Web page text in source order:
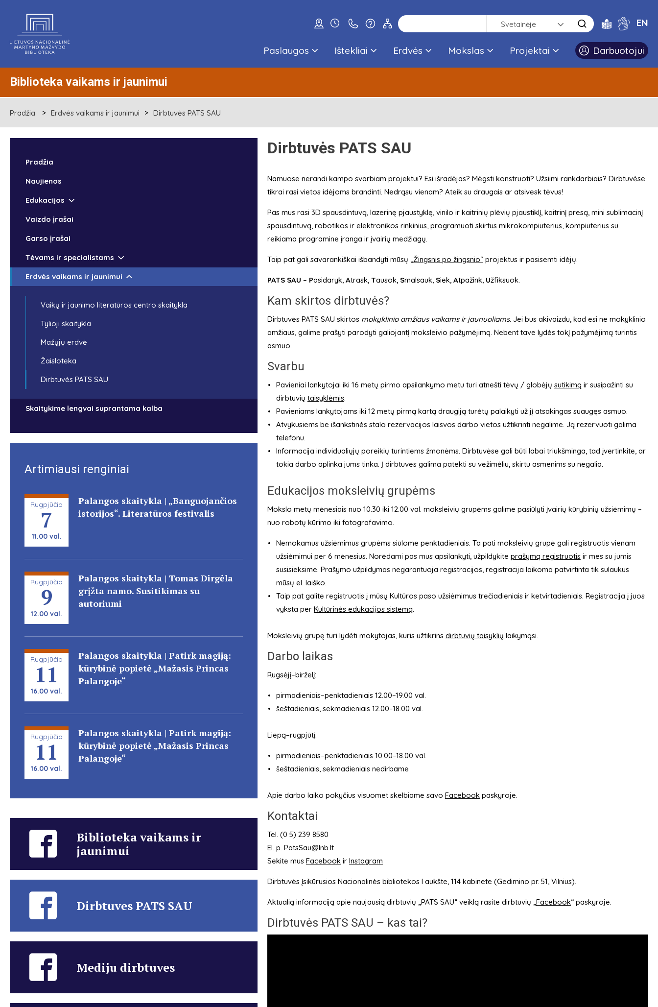
Svetainėje EN
Paslaugos Ištekliai Erdvės Mokslas Projektai Darbuotojui
Biblioteka vaikams ir jaunimui
Pradžia Erdvės vaikams ir jaunimui Dirbtuvės PATS SAU
Dirbtuvės PATS SAU
Namuose nerandi kampo svarbiam projektui? Esi išradėjas? Mėgsti konstruoti? Užsiimi rankdarbiais? Dirbtuvėse
tikrai rasi vietos idėjoms brandinti. Nedrąsu vienam? Ateik su draugais ar atsivesk tėvus!
Pas mus rasi 3D spausdintuvą, lazerinę pjaustyklę, vinilo ir kaitrinių plėvių pjaustiklį, kaitrinį presą, mini sublimacinį
spausdintuvą, robotikos ir elektronikos rinkinius, programuoti skirtus mikrokompiuterius, kompiuterius su
reikiama programine įranga ir įvairių medžiagų.
Taip pat gali savarankiškai išbandyti mūsų „Žingsnis po žingsnio“projektus ir pasisemti idėjų.
PATS SAU – Pasidaryk, Atrask, Tausok, Smalsauk, Siek, Atpažink, Užfiksuok.
Kam skirtos dirbtuvės?
Dirbtuvės PATS SAU skirtos mokyklinio amžiaus vaikams ir jaunuoliams. Jei bus akivaizdu, kad esi ne mokyklinio
amžiaus, galime prašyti parodyti galiojantį moksleivio pažymėjimą. Nebent tave lydės tokį pažymėjimą turintis
asmuo.
Svarbu
Pavieniai lankytojai iki 16 metų pirmo apsilankymo metu turi atnešti tėvų / globėjų sutikimąir susipažinti su
dirbtuvių taisyklėmis.
Pavieniams lankytojams iki 12 metų pirmą kartą draugiją turėtų palaikyti už jį atsakingas suaugęs asmuo.
Atvykusiems be išankstinės stalo rezervacijos laisvos darbo vietos užtikrinti negalime. Ją rezervuoti galima
telefonu.
Informacija individualiųjų poreikių turintiems žmonėms. Dirbtuvėse gali būti labai triukšminga, tad įvertinkite, ar
tokia darbo aplinka jums tinka. Į dirbtuves galima patekti su vežimėliu, skirtu asmenims su negalia.
Edukacijos moksleivių grupėms
Mokslo metų mėnesiais nuo 10.30 iki 12.00 val. moksleivių grupėms galime pasiūlyti įvairių kūrybinių užsiėmimų –
nuo robotų kūrimo iki fotografavimo.
Nemokamus užsiėmimus grupėms siūlome penktadieniais. Ta pati moksleivių grupė gali registruotis vienam
užsiėmimui per 6 mėnesius. Norėdami pas mus apsilankyti, užpildykite prašymą registruotisir mes su jumis
susisieksime. Prašymo užpildymas negarantuoja registracijos, registracija laikoma patvirtinta tik sulaukus
mūsų el. laiško.
Taip pat galite registruotis į mūsų Kultūros paso užsiėmimus trečiadieniais ir ketvirtadieniais. Registracija į juos
vyksta per Kultūrinės edukacijos sistemą.
Moksleivių grupę turi lydėti mokytojas, kuris užtikrins dirbtuvių taisyklių laikymąsi.
Darbo laikas
Rugsėjį–birželį:
pirmadieniais–penktadieniais 12.00–19.00 val.
šeštadieniais, sekmadieniais 12.00–18.00 val.
Liepą–rugpjūtį:
pirmadieniais–penktadieniais 10.00–18.00 val.
šeštadieniais, sekmadieniais nedirbame
Apie darbo laiko pokyčius visuomet skelbiame savo Facebookpaskyroje.
Kontaktai
Tel. (0 5) 239 8580
El. p. PatsSau@lnb.lt
Sekite mus Facebookir Instagram
Dirbtuvės įsikūrusios Nacionalinės bibliotekos I aukšte, 114 kabinete (Gedimino pr. 51, Vilnius).
Aktualią informaciją apie naujausią dirbtuvių „PATS SAU“ veiklą rasite dirbtuvių „Facebook“ paskyroje.
Dirbtuvės PATS SAU – kas tai?
Pradžia
Naujienos
Edukacijos
Vaizdo įrašai
Garso įrašai
Tėvams ir specialistams
Erdvės vaikams ir jaunimui
Vaikų ir jaunimo literatūros centro skaitykla
Tylioji skaitykla
Mažųjų erdvė
Žaisloteka
Dirbtuvės PATS SAU
Skaitykime lengvai suprantama kalba
Artimiausi renginiai
Rugpjūčio
7
11.00 val.
Palangos skaitykla | „Banguojančios
istorijos“. Literatūros festivalis
Rugpjūčio
9
12.00 val.
Palangos skaitykla | Tomas Dirgėla
grįžta namo. Susitikimas su
autoriumi
Rugpjūčio
11
16.00 val.
Palangos skaitykla | Patirk magiją:
kūrybinė popietė „Mažasis Princas
Palangoje“
Rugpjūčio
11
16.00 val.
Palangos skaitykla | Patirk magiją:
kūrybinė popietė „Mažasis Princas
Palangoje“
Biblioteka vaikams ir
jaunimui
Dirbtuves PATS SAU
Mediju dirbtuves